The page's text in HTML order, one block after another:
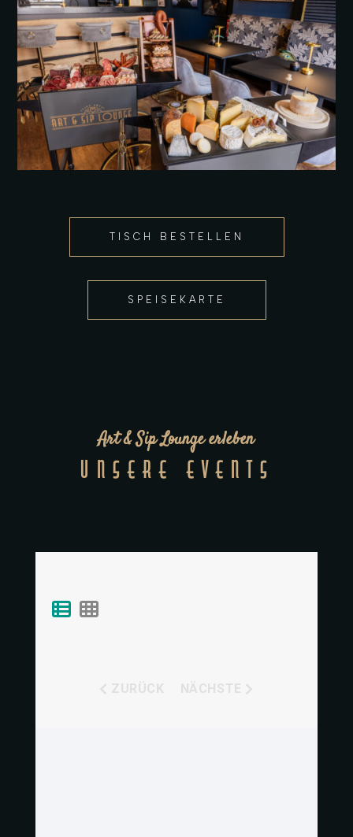
TISCH BESTELLEN
SPEISEKARTE
Art & Sip Lounge erleben
UNSERE EVENTS